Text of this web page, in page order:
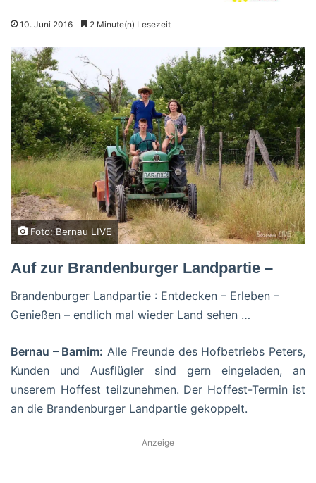
10. Juni 2016 2 Minute(n) Lesezeit
Foto: Bernau LIVE
Auf zur Brandenburger Landpartie –
Brandenburger Landpartie : Entdecken – Erleben –
Genießen – endlich mal wieder Land sehen …
Bernau – Barnim: Alle Freunde des Hofbetriebs Peters,
Kunden und Ausflügler sind gern eingeladen, an
unserem Hoffest teilzunehmen. Der Hoffest-Termin ist
an die Brandenburger Landpartie gekoppelt.
Anzeige